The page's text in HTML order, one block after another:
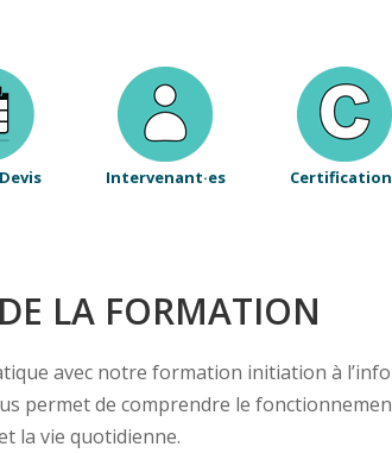
Intervenant·es
LA FORMATION
avec notre formation initiation à
permet de comprendre le
la vie quotidienne.